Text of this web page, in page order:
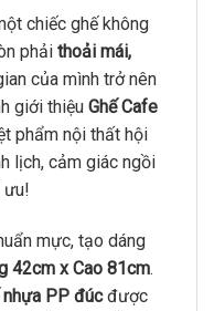
chiếc ghế không
phải thoải mái,
của mình trở nên
giới thiệu Ghế Cafe
phẩm nội thất hội
lịch, cảm giác ngồi
ưu!
mực, tạo dáng
42cm x Cao 81cm.
PP đúcđược